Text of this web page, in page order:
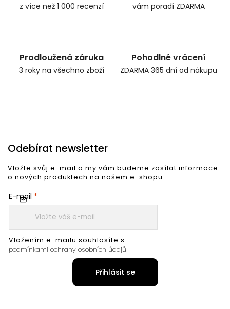
z více než 1 000 recenzí vám poradí ZDARMA
Prodloužená záruka
3 roky na všechno zboží
Pohodlné vrácení
ZDARMA 365 dní od nákupu
Odebírat newsletter
Vložte svůj e-mail a my vám budeme zasílat informace
o nových produktech na našem e-shopu.
E-mail
Vložením e-mailu souhlasíte s
podmínkami ochrany osobních údajů
Přihlásit se